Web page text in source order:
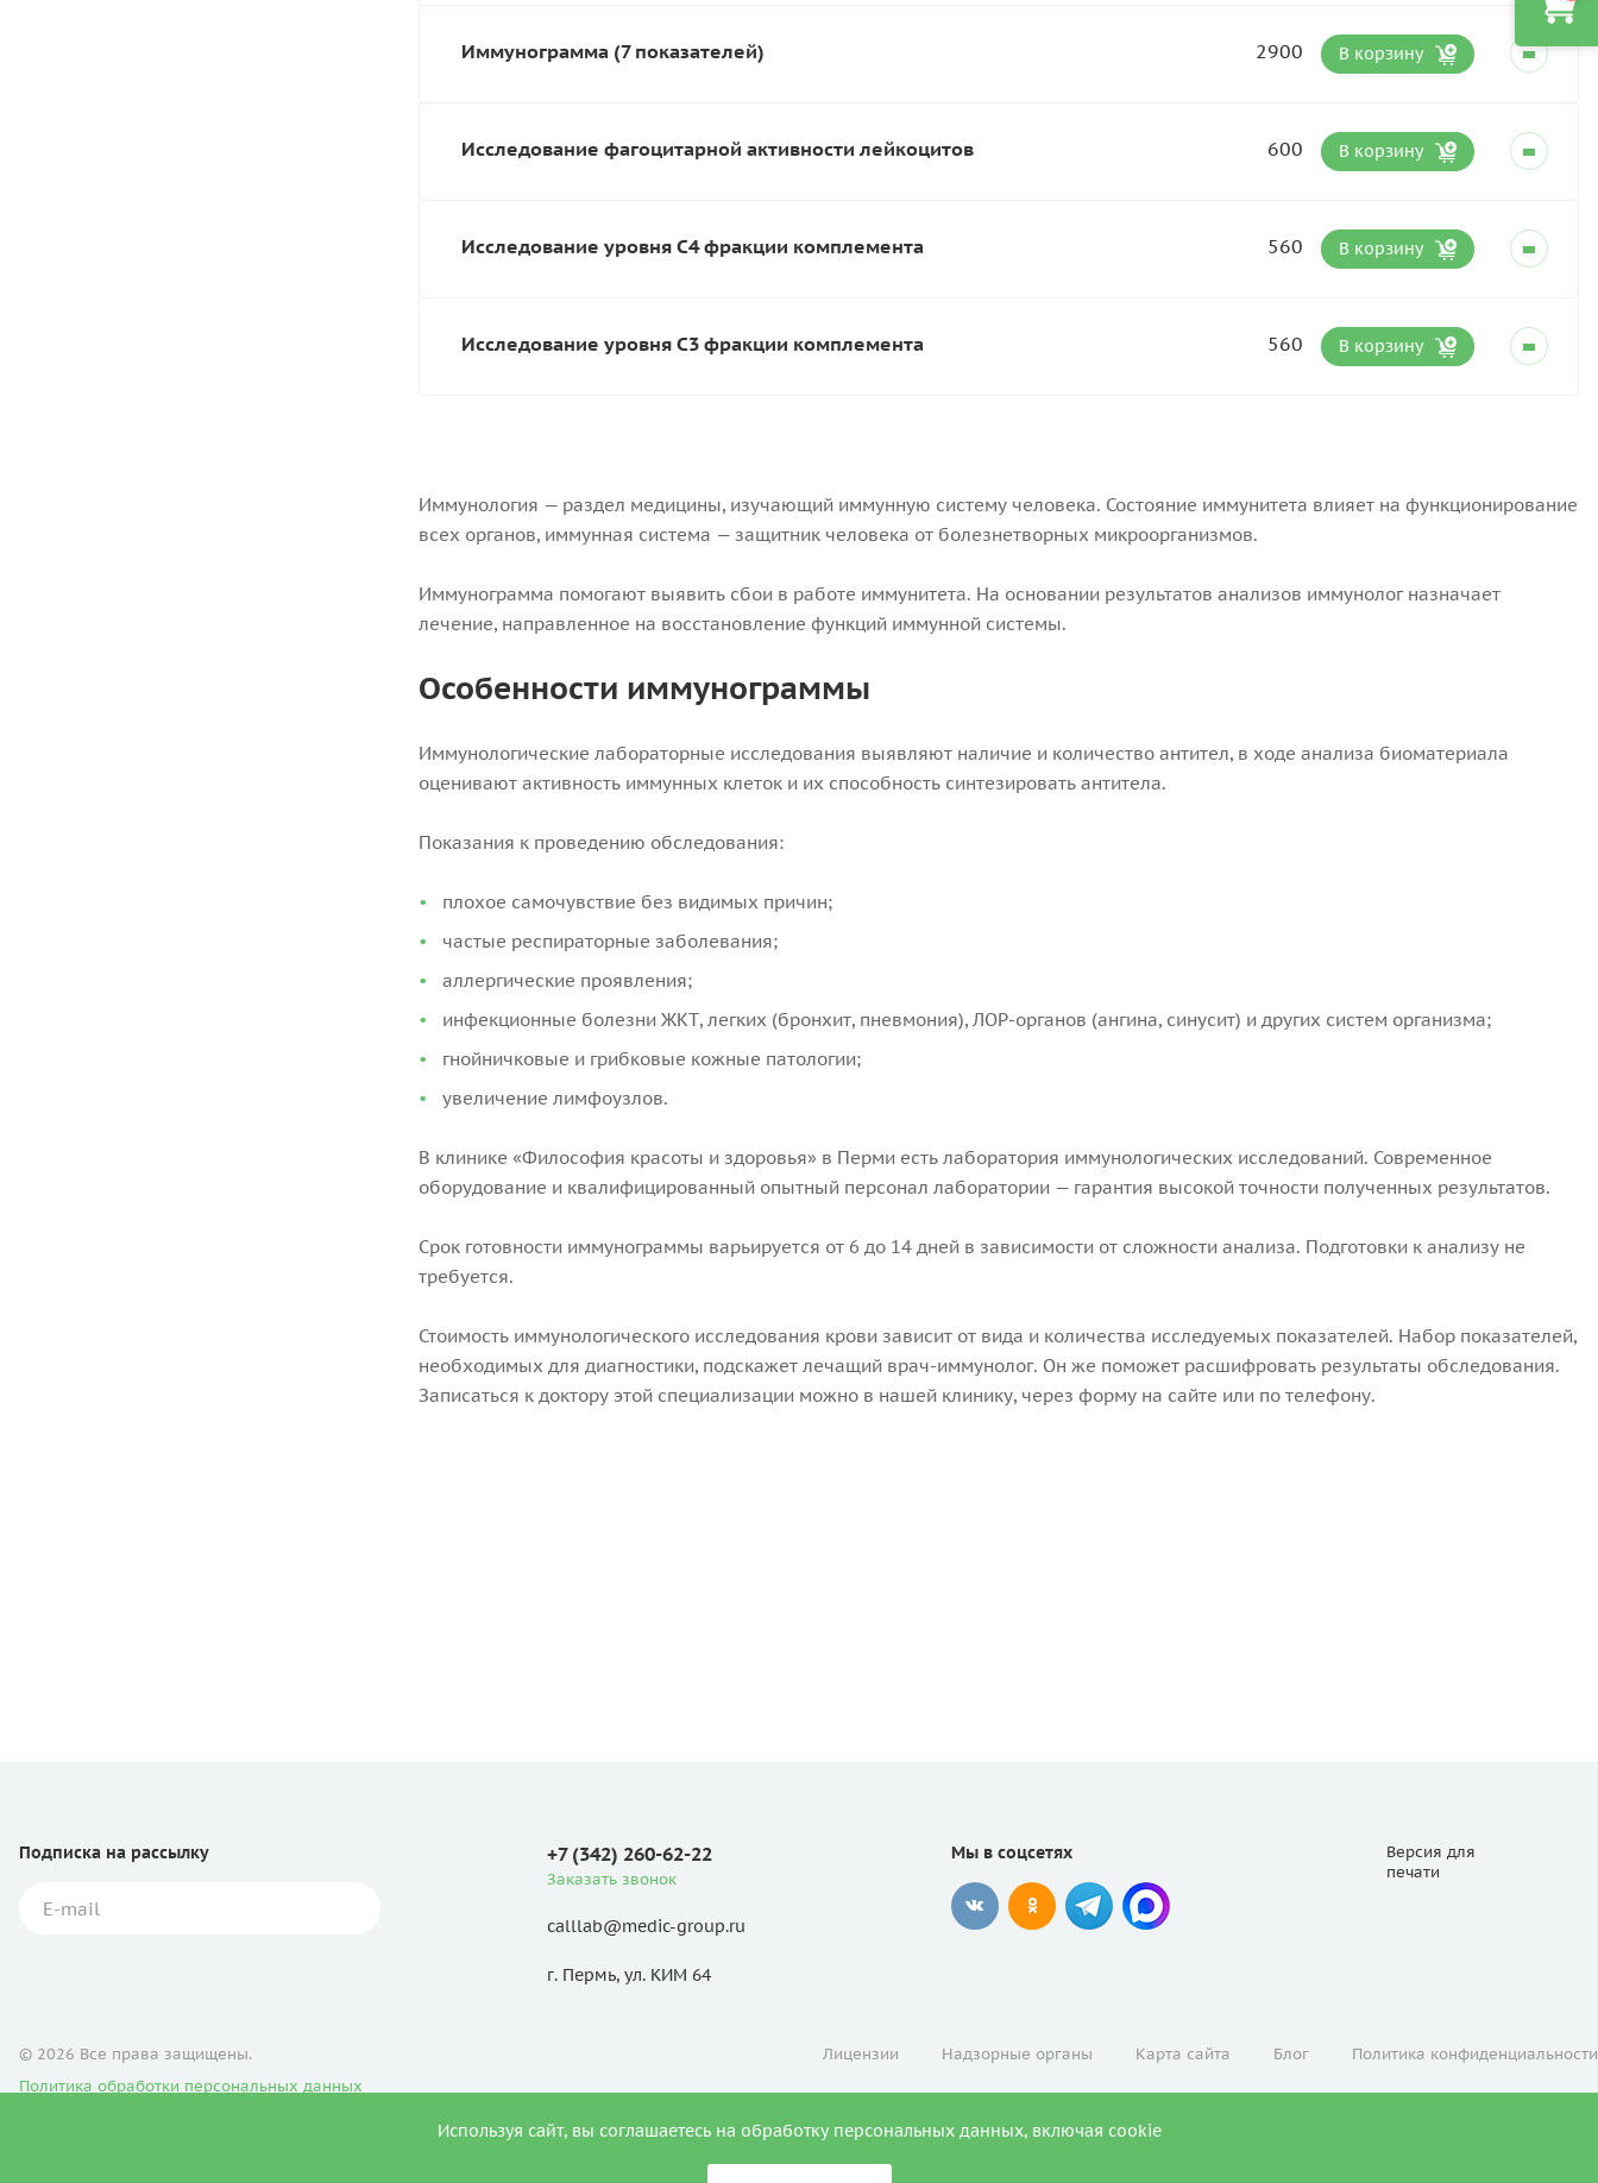
Используя сайт, вы соглашаетесь на обработку персональных данных, включая cookie
В корзину
2900
Иммунограмма (7 показателей)
В корзину
600
Исследование фагоцитарной активности лейкоцитов
В корзину
560
Исследование уровня С4 фракции комплемента
В корзину
560
Исследование уровня С3 фракции комплемента
Иммунология — раздел медицины, изучающий иммунную систему человека. Состояние иммунитета влияет на функционирование
всех органов, иммунная система — защитник человека от болезнетворных микроорганизмов.
Иммунограмма помогают выявить сбои в работе иммунитета. На основании результатов анализов иммунолог назначает
лечение, направленное на восстановление функций иммунной системы.
Особенности иммунограммы
Иммунологические лабораторные исследования выявляют наличие и количество антител, в ходе анализа биоматериала
оценивают активность иммунных клеток и их способность синтезировать антитела.
Показания к проведению обследования:
плохое самочувствие без видимых причин;
частые респираторные заболевания;
аллергические проявления;
инфекционные болезни ЖКТ, легких (бронхит, пневмония), ЛОР-органов (ангина, синусит) и других систем организма;
гнойничковые и грибковые кожные патологии;
увеличение лимфоузлов.
В клинике «Философия красоты и здоровья» в Перми есть лаборатория иммунологических исследований. Современное
оборудование и квалифицированный опытный персонал лаборатории — гарантия высокой точности полученных результатов.
Срок готовности иммунограммы варьируется от 6 до 14 дней в зависимости от сложности анализа. Подготовки к анализу не
требуется.
Стоимость иммунологического исследования крови зависит от вида и количества исследуемых показателей. Набор показателей,
необходимых для диагностики, подскажет лечащий врач-иммунолог. Он же поможет расшифровать результаты обследования.
Записаться к доктору этой специализации можно в нашей клинику, через форму на сайте или по телефону.
Подписка на рассылку +7 (342) 260-62-22
Заказать звонок
calllab@medic-group.ru
г. Пермь, ул. КИМ 64
Мы в соцсетях
Версия для
печати
© 2026 Все права защищены.
Политика обработки персональных данных
Лицензии Надзорные органы Карта сайта Блог Политика конфиденциальности